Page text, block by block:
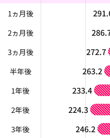
1ヵ月後
2ヵ月後
3ヵ月後 272.7
半年後 263.2
1年後 233.4
2年後 224.3
3年後 246.2